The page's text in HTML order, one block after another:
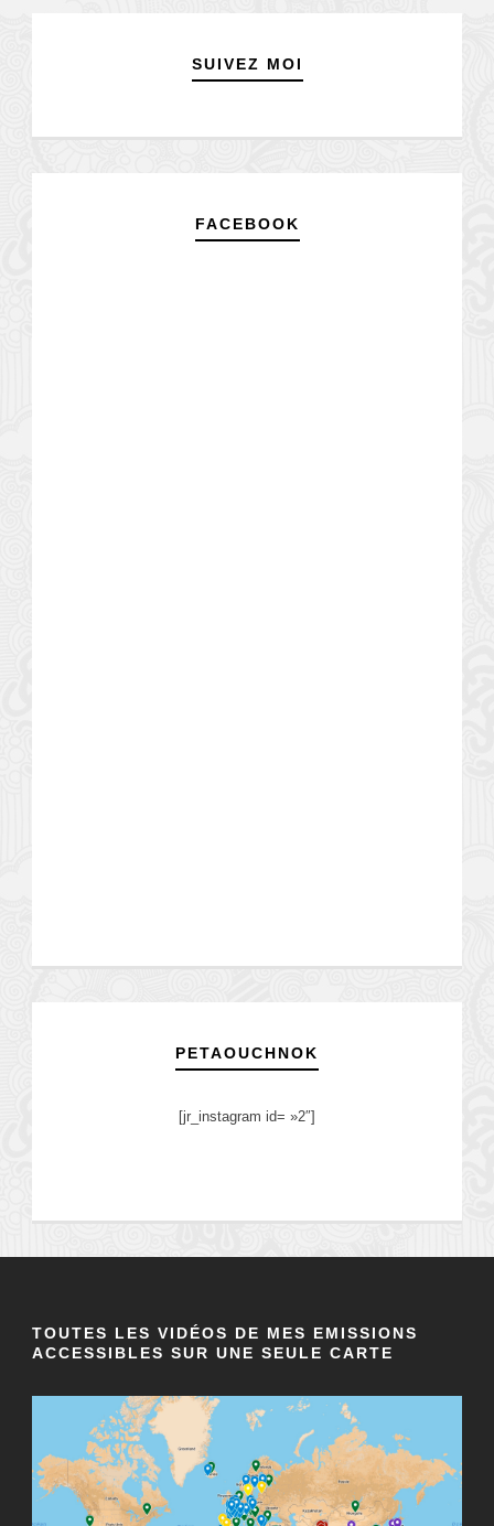
SUIVEZ MOI
FACEBOOK
PETAOUCHNOK
[jr_instagram id= »2″]
TOUTES LES VIDÉOS DE MES EMISSIONS
ACCESSIBLES SUR UNE SEULE CARTE